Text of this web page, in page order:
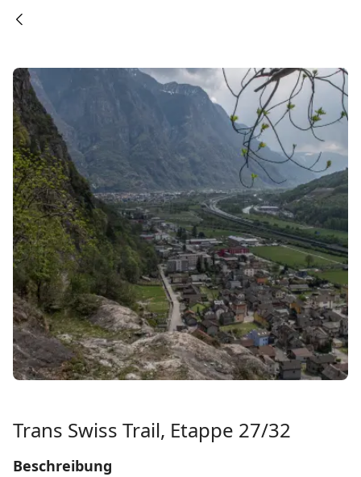
Trans Swiss Trail, Etappe 27/32
Beschreibung